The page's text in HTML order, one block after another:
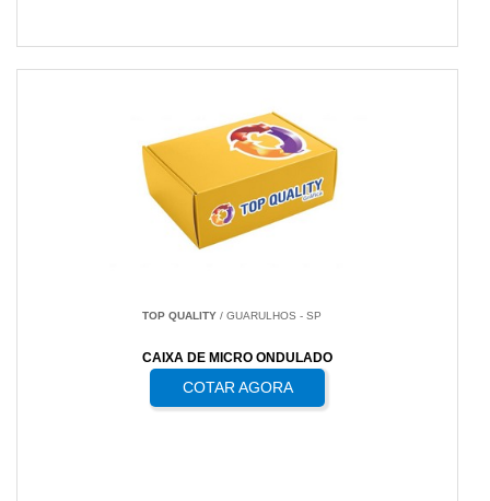
TOP QUALITY/ GUARULHOS - SP
CAIXA DE MICRO ONDULADO
COTAR AGORA